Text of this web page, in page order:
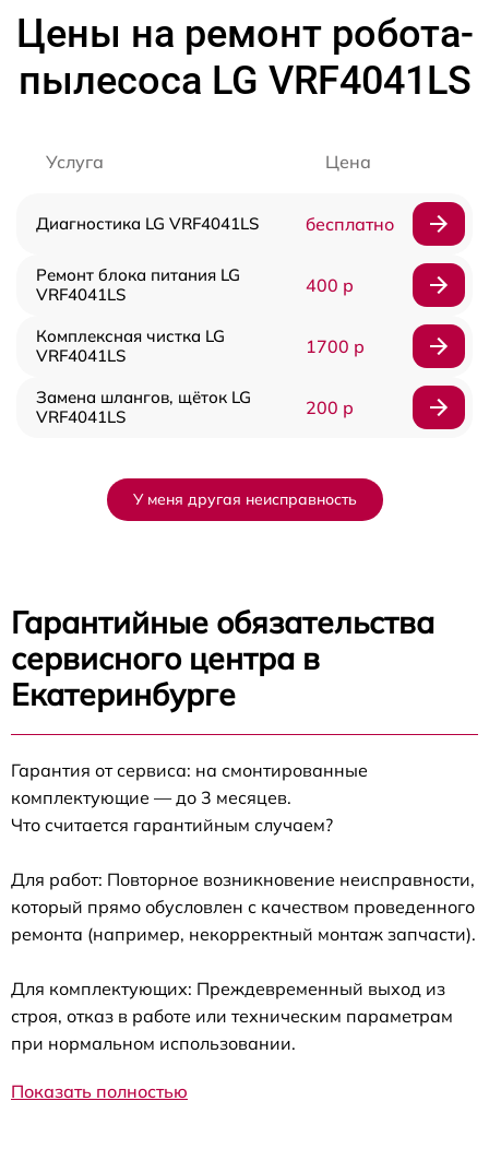
Цены на ремонт робота-
пылесоса LG VRF4041LS
Услуга Цена
Диагностика LG VRF4041LS бесплатно
Ремонт блока питания LG
VRF4041LS
400 р
Комплексная чистка LG
VRF4041LS
1700 р
Замена шлангов, щёток LG
VRF4041LS
200 р
У меня другая неисправность
Гарантийные обязательства
сервисного центра в
Екатеринбурге
Гарантия от сервиса: на смонтированные
комплектующие — до 3 месяцев.
Что считается гарантийным случаем?
Для работ: Повторное возникновение неисправности,
который прямо обусловлен с качеством проведенного
ремонта (например, некорректный монтаж запчасти).
Для комплектующих: Преждевременный выход из
строя, отказ в работе или техническим параметрам
при нормальном использовании.
Показать полностью